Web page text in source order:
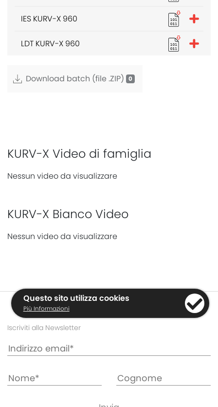
IES KURV-X 960
LDT KURV-X 960
Download batch (file .ZIP)
KURV-X Video di famiglia
Nessun video da visualizzare
KURV-X Bianco Video
Nessun video da visualizzare
Iscriviti alla Newsletter
Questo sito utilizza cookies
Più Informazioni